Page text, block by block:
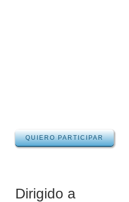
QUIERO PARTICIPAR
Dirigido a